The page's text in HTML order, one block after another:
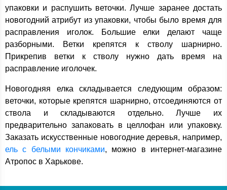
упаковки и распушить веточки. Лучше заранее достать
новогодний атрибут из упаковки, чтобы было время для
расправления иголок. Большие елки делают чаще
разборными. Ветки крепятся к стволу шарнирно.
Прикрепив ветки к стволу нужно дать время на
расправление иголочек.
Новогодняя елка складывается следующим образом:
веточки, которые крепятся шарнирно, отсоединяются от
ствола и складываются отдельно. Лучше их
предварительно запаковать в целлофан или упаковку.
Заказать искусственные новогодние деревья, например,
ель с белыми кончиками, можно в интернет-магазине
Атропос в Харькове.